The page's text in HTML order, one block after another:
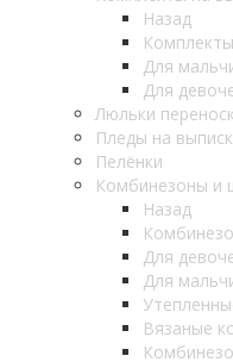
Назад
Для
Для
Люльки
Пледы на
Пелёнки
Комбинезоны и
Назад
Для
Для
Вязаные